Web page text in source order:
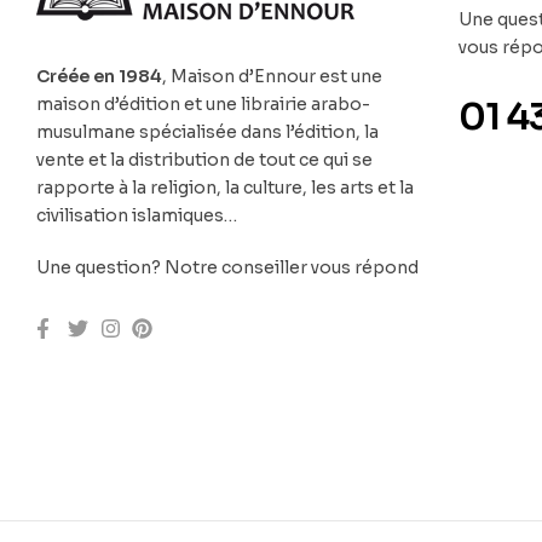
Créée en 1984, Maison d’Ennour est une
maison d’édition et une librairie arabo-
musulmane spécialisée dans l’édition, la
vente et la distribution de tout ce qui se
rapporte à la religion, la culture, les arts et la
civilisation islamiques…
Une question? Notre conseiller vous répond
Une
vous
01